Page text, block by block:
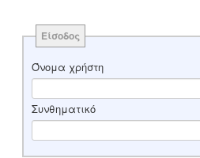
Είσοδος
Όνομα χρήστη
Συνθηματικό